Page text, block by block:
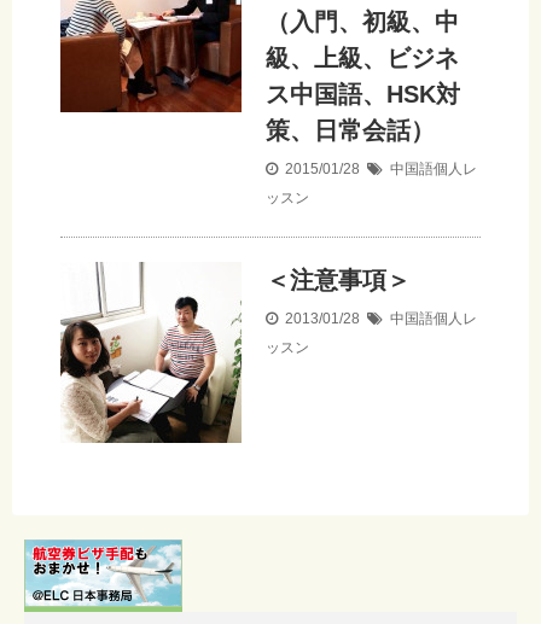
（入門、初級、中
級、上級、ビジネ
ス中国語、HSK対
策、日常会話）
2015/01/28
中国語個人レ
ッスン
＜注意事項＞
2013/01/28
中国語個人レ
ッスン